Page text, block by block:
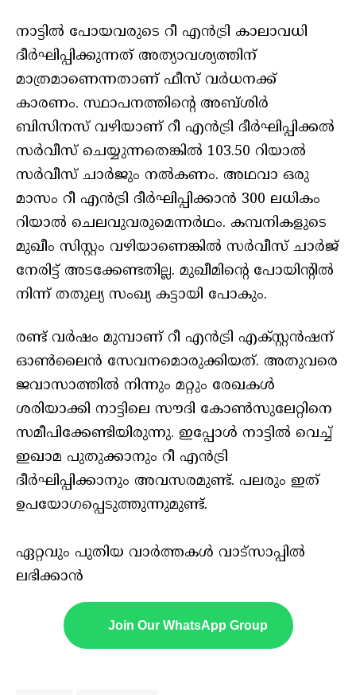
നാട്ടില്‍ പോയവരുടെ റീ എന്‍ട്രി കാലാവധി
ദീര്‍ഘിപ്പിക്കുന്നത് അത്യാവശ്യത്തിന്
മാത്രമാണെന്നതാണ് ഫീസ് വര്‍ധനക്ക്
കാരണം. സ്ഥാപനത്തിന്റെ അബ്ശിര്‍
ബിസിനസ് വഴിയാണ് റീ എന്‍ട്രി ദീര്‍ഘിപ്പിക്കല്‍
സര്‍വീസ് ചെയ്യുന്നതെങ്കില്‍ 103.50 റിയാല്‍
സര്‍വീസ് ചാര്‍ജും നല്‍കണം. അഥവാ ഒരു
മാസം റീ എന്‍ട്രി ദീര്‍ഘിപ്പിക്കാന്‍ 300 ലധികം
റിയാല്‍ ചെലവുവരുമെന്നര്‍ഥം. കമ്പനികളുടെ
മുഖീം സിസ്റ്റം വഴിയാണെങ്കില്‍ സര്‍വീസ് ചാര്‍ജ്
നേരിട്ട് അടക്കേണ്ടതില്ല. മുഖീമിന്റെ പോയിന്റില്‍
നിന്ന് തതുല്യ സംഖ്യ കട്ടായി പോകും.
രണ്ട് വര്‍ഷം മുമ്പാണ് റീ എന്‍ട്രി എക്സ്റ്റന്‍ഷന്
ഓണ്‍ലൈന്‍ സേവനമൊരുക്കിയത്. അതുവരെ
ജവാസാത്തില്‍ നിന്നും മറ്റും രേഖകള്‍
ശരിയാക്കി നാട്ടിലെ സൗദി കോണ്‍സുലേറ്റിനെ
സമീപിക്കേണ്ടിയിരുന്നു. ഇപ്പോള്‍ നാട്ടില്‍ വെച്ച്
ഇഖാമ പുതുക്കാനും റീ എന്‍ട്രി
ദീര്‍ഘിപ്പിക്കാനും അവസരമുണ്ട്. പലരും ഇത്
ഉപയോഗപ്പെടുത്തുന്നുമുണ്ട്.
ഏറ്റവും പുതിയ വാർത്തകൾ വാട്സാപ്പിൽ
ലഭിക്കാൻ
Join Our WhatsApp Group